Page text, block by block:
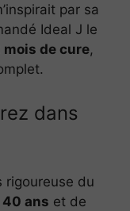
par sa
Ideal J le
mois de cure,
dans
rigoureuse du
ans et de